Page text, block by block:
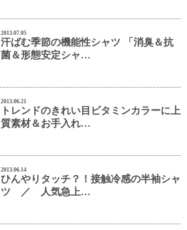
2013.07.05
汗ばむ季節の機能性シャツ 「消臭＆抗
菌＆形態安定シャ…
2013.06.21
トレンドのきれい目ビタミンカラーに上
質素材＆お手入れ…
2013.06.14
ひんやりタッチ？！接触冷感の半袖シャ
ツ ／ 人気急上…